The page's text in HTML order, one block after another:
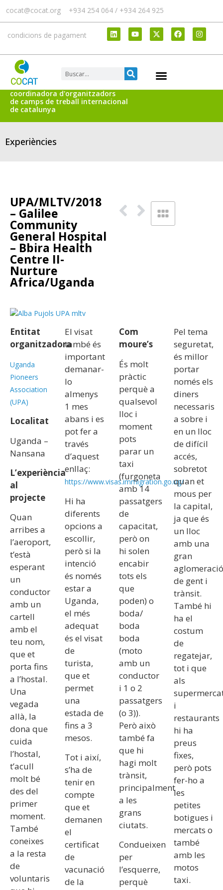
cocat@cocat.org +934 254 064 / +934 264 925
condicions de pagament
coordinadora d'organitzadors
de camps de treball internacional
de catalunya
Experiències
UPA/MLTV/2018
– Galilee
Community
General Hospital
– Bbira Health
Centre II-
Nurture
Africa/Uganda
Entitat
organitzadora
Uganda
Pioneers
Association
(UPA)
Localitat
Uganda –
Nansana
L’experiència
al
projecte
Quan
arribes a
l’aeroport,
t’està
esperant
un
conductor
amb un
cartell
amb el
teu nom,
que et
porta fins
a l’hostal.
Una
vegada
allà, la
dona que
cuida
l’hostal,
t’acull
molt bé
des del
primer
moment.
També
coneixes
a la resta
de
voluntaris
El visat
també és
important
demanar-
lo
almenys
1 mes
abans i es
pot fer a
través
d’aquest
enllaç:
https://www.visas.immigration.go.ug/
Hi ha
diferents
opcions a
escollir,
però si la
intenció
és només
estar a
Uganda,
el més
adequat
és el visat
de
turista,
que et
permet
una
estada de
fins a 3
mesos.
Tot i així,
s’ha de
tenir en
compte
que et
demanen
el
certificat
de
vacunació
de la
Com
moure’s
És molt
pràctic
perquè a
qualsevol
lloc i
moment
pots
parar un
taxi
(furgoneta
amb 14
passatgers
de
capacitat,
però on
hi solen
encabir
tots els
que
poden) o
boda/
boda
boda
(moto
amb un
conductor
i 1 o 2
passatgers
(o 3)).
Però això
també fa
que hi
hagi molt
trànsit,
principalment
a les
grans
ciutats.
Condueixen
per
l’esquerre,
perquè
Pel tema
seguretat,
és millor
portar
només els
diners
necessaris
a sobre i
en un lloc
de difícil
accés,
sobretot
quan et
mous per
la capital,
ja que és
un lloc
amb una
gran
aglomeració
de gent i
trànsit.
També hi
ha el
costum
de
regatejar,
tot i que
als
i
restaurants
hi ha
preus
fixes,
però pots
fer-ho a
les
petites
botigues i
mercats o
també
amb les
motos
taxi.